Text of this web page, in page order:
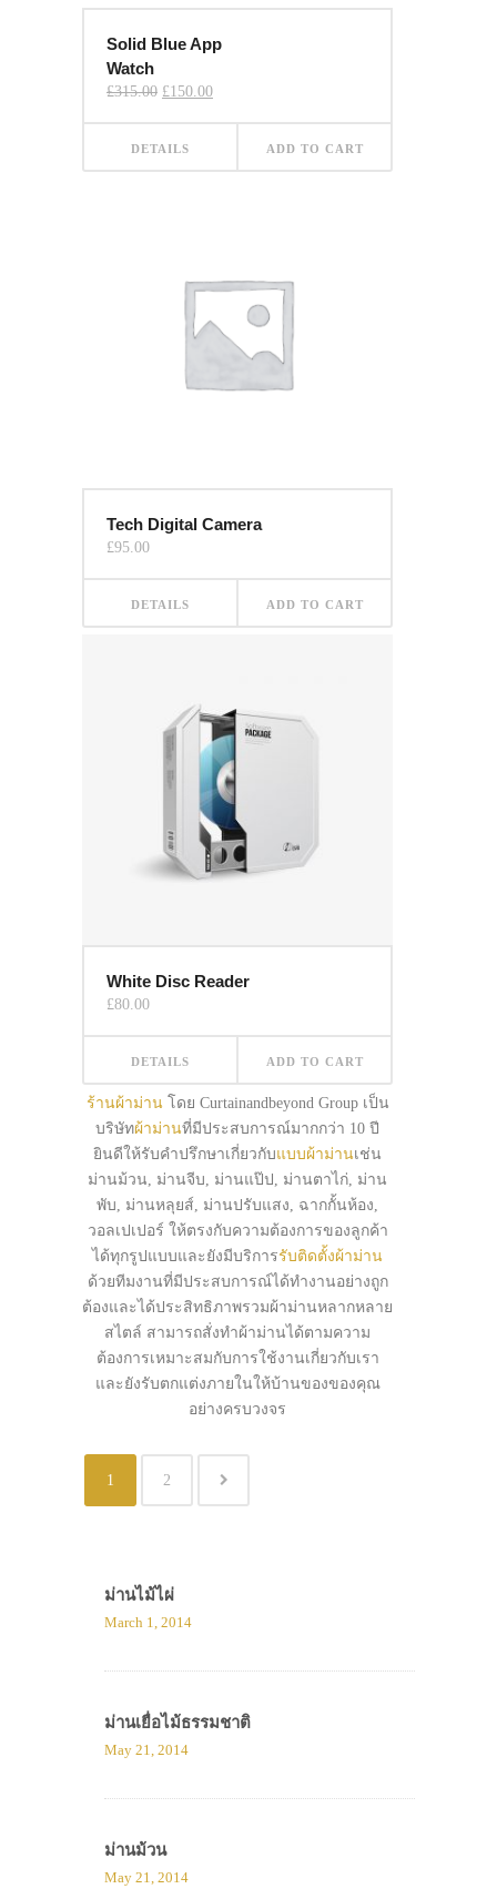
Solid Blue App
Watch
£315.00 Original
was:
£150.00Current
is:
DETAILS ADD TO CART
Tech Digital Camera
£95.00
DETAILS ADD TO CART
White Disc Reader
£80.00
DETAILS ADD TO CART
ร้านผ้าม่านโดย Curtainandbeyond Group เป็น
บริษัทผ้าม่านที่มีประสบการณ์มากกว่า 10 ปี
ยินดีให้รับคำปรึกษาเกี่ยวกับแบบผ้าม่านเช่น
ม่านม้วน, ม่านจีบ, ม่านแป๊ป, ม่านตาไก่, ม่าน
พับ, ม่านหลุยส์, ม่านปรับแสง, ฉากกั้นห้อง,
วอลเปเปอร์ ให้ตรงกับความต้องการของลูกค้า
ได้ทุกรูปแบบและยังมีบริการรับติดตั้งผ้าม่าน
ด้วยทีมงานที่มีประสบการณ์ได้ทำงานอย่างถูก
ต้องและได้ประสิทธิภาพรวมผ้าม่านหลากหลาย
สไตล์ สามารถสั่งทำผ้าม่านได้ตามความ
ต้องการเหมาะสมกับการใช้งานเกี่ยวกับเรา
และยังรับตกแต่งภายในให้บ้านของของคุณ
อย่างครบวงจร
1 2
ม่านไม้ไผ่
March 1, 2014
ม่านเยื่อไม้ธรรมชาติ
May 21, 2014
ม่านม้วน
May 21, 2014